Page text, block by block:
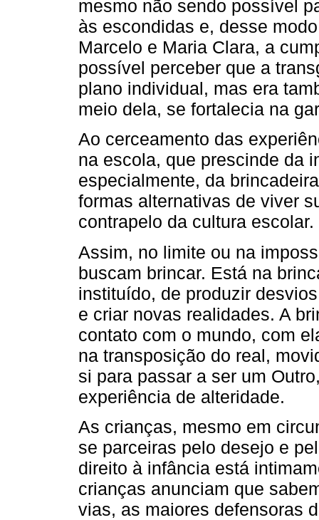
mesmo não sendo possível
às escondidas e, desse
Marcelo e Maria Clara, a
possível perceber que a
plano individual, mas era
meio dela, se fortalecia na
Ao cerceamento das
na escola, que prescinde da
especialmente, da
formas alternativas de viver
contrapelo da cultura escolar.
Assim, no limite ou na
buscam brincar. Está na
instituído, de produzir
e criar novas realidades. A
contato com o mundo, com
na transposição do real,
si para passar a ser um
experiência de alteridade.
As crianças, mesmo em
se parceiras pelo desejo e
direito à infância está
crianças anunciam que
vias, as maiores defensoras